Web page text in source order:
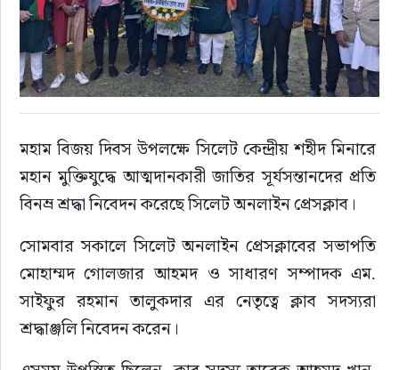
মহাম বিজয় দিবস উপলক্ষে সিলেট কেন্দ্রীয় শহীদ মিনারে
মহান মুক্তিযুদ্ধে আত্মদানকারী জাতির সূর্যসন্তানদের প্রতি
বিনম্র শ্রদ্ধা নিবেদন করেছে সিলেট অনলাইন প্রেসক্লাব।
সোমবার সকালে সিলেট অনলাইন প্রেসক্লাবের সভাপতি
মোহাম্মদ গোলজার আহমদ ও সাধারণ সম্পাদক এম.
সাইফুর রহমান তালুকদার এর নেতৃত্বে ক্লাব সদস্যরা
শ্রদ্ধাঞ্জলি নিবেদন করেন।